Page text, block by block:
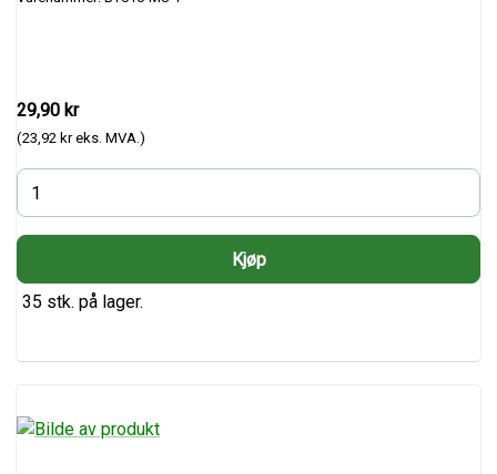
29,90 kr
(23,92 kr eks. MVA.)
35 stk. på lager.